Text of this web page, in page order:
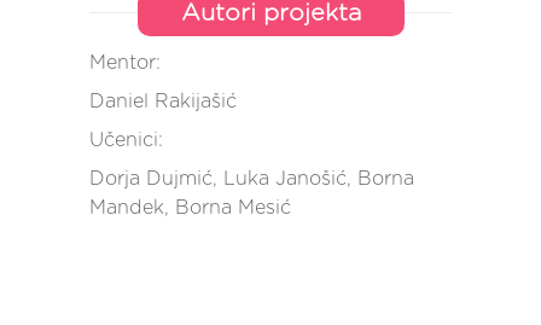
Autori projekta
Mentor:
Daniel Rakijašić
Učenici:
Dorja Dujmić, Luka Janošić, Borna
Mandek, Borna Mesić